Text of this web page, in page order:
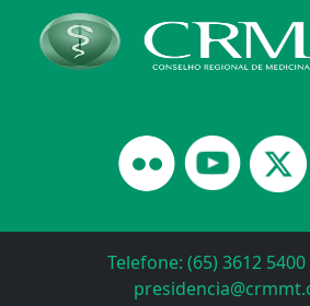
Telefone: (65) 3612